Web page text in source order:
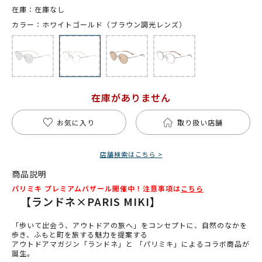
在庫：在庫なし
カラー：ホワイトゴールド（ブラウン調光レンズ）
在庫がありません
お気に入り 取り扱い店舗
店舗検索はこちら >
商品説明
パリミキ プレミアムバザール開催中！注意事項はこちら
【ランドネ×PARIS MIKI】
「歩いて出会う、アウトドアの旅へ」をコンセプトに、自然のなかを
歩き、ふもと町を旅する魅力を提案する
アウトドアマガジン「ランドネ」と 「パリミキ」によるコラボ商品が
誕生。